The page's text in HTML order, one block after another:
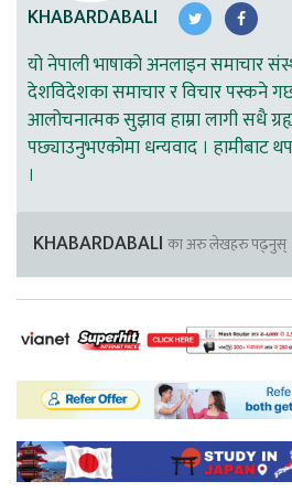
KHABARDABALI
यो नेपाली भाषाको अनलाइन समाचार
देशविदेशका समाचार र विचार पस्कने
आलोचनात्मक सुझाव हाम्रा लागी सधै
पछ्याउनुभएकोमा धन्यवाद । हामीबाट
।
KHABARDABALI का अरु लेखहरु पढ्नुस्